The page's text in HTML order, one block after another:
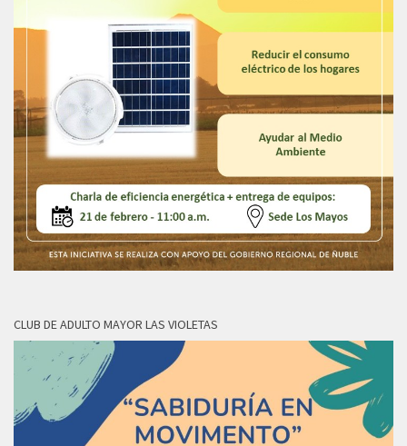
CLUB DE ADULTO MAYOR LAS VIOLETAS